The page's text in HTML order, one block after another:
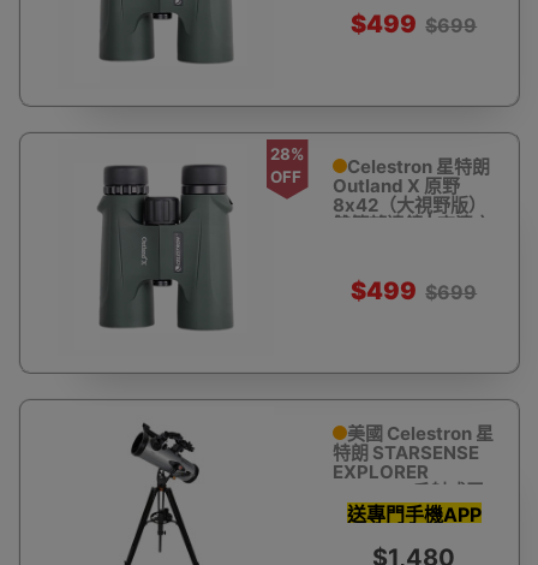
$499 $699
28%
OFF
Celestron 星特朗
Outland X 原野
8x42（大視野版）
雙筒望遠鏡 | 高清充
$499 $699
美國 Celestron 星
特朗 STARSENSE
EXPLORER
LT114AZ 反射式天
文望遠鏡(智能手機
輔助尋星)
送專門手機APP
助你瞄準星體 教
$1,480